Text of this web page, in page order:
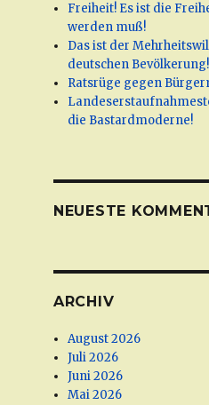
Freiheit! Es ist die
werden muß!
Das ist der
deutschen Bevölkerung!
Ratsrüge gegen
die Bastardmoderne!
NEUESTE
ARCHIV
August 2026
Juli 2026
Juni 2026
Mai 2026